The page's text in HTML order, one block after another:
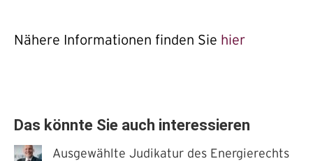
Nähere Informationen finden Sie hier
Das könnte Sie auch interessieren
Ausgewählte Judikatur des Energierechts